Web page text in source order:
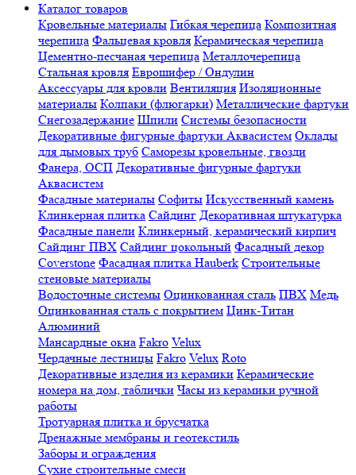
Каталог товаров
Кровельные материалы Гибкая черепица Композитная
черепица Фальцевая кровля Керамическая черепица
Цементно-песчаная черепица Металлочерепица
Стальная кровля Еврошифер / Ондулин
Аксессуары для кровли Вентиляция Изоляционные
материалы Колпаки (флюгарки) Металлические фартуки
Снегозадержание Шпили Системы безопасности
Декоративные фигурные фартуки Аквасистем Оклады
для дымовых труб Саморезы кровельные, гвозди
Фанера, ОСП Декоративные фигурные фартуки
Аквасистем
Фасадные материалы Софиты Искусственный камень
Клинкерная плитка Сайдинг Декоративная штукатурка
Фасадные панели Клинкерный, керамический кирпич
Сайдинг ПВХ Сайдинг цокольный Фасадный декор
Coverstone Фасадная плитка Hauberk Строительные
стеновые материалы
Водосточные системы Оцинкованная сталь ПВХ Медь
Оцинкованная сталь с покрытием Цинк-Титан
Алюминий
Мансардные окна Fakro Velux
Чердачные лестницы Fakro Velux Roto
Декоративные изделия из керамики Керамические
номера на дом, таблички Часы из керамики ручной
работы
Тротуарная плитка и брусчатка
Дренажные мембраны и геотекстиль
Заборы и ограждения
Сухие строительные смеси